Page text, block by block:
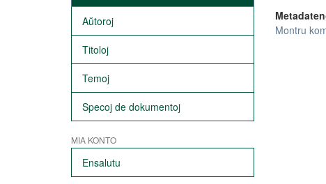
Aŭtoroj
Titoloj
Temoj
Specoj de dokumentoj
MIA KONTO
Ensalutu
Montru